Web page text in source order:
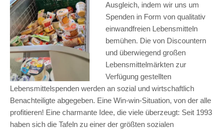
Ausgleich, indem wir uns um
Spenden in Form von qualitativ
einwandfreien Lebensmitteln
bemühen. Die von Discountern
und überwiegend großen
Lebensmittelmärkten zur
Verfügung gestellten
Lebensmittelspenden werden an sozial und wirtschaftlich
Benachteiligte abgegeben. Eine Win-win-Situation, von der alle
profitieren! Eine charmante Idee, die viele überzeugt: Seit 1993
haben sich die Tafeln zu einer der größten sozialen